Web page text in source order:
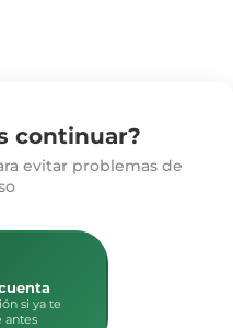
continuar?
evitar problemas de
si ya te
antes